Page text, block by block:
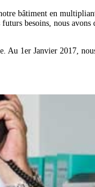
bâtiment en
besoins, nous
1er Janvier 2017,